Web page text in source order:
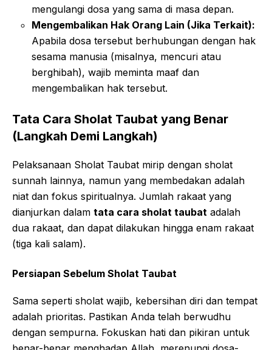
mengulangi dosa yang sama di masa depan.
Mengembalikan Hak Orang Lain (Jika Terkait):
Apabila dosa tersebut berhubungan dengan hak
sesama manusia (misalnya, mencuri atau
berghibah), wajib meminta maaf dan
mengembalikan hak tersebut.
Tata Cara Sholat Taubat yang Benar
(Langkah Demi Langkah)
Pelaksanaan Sholat Taubat mirip dengan sholat
sunnah lainnya, namun yang membedakan adalah
niat dan fokus spiritualnya. Jumlah rakaat yang
dianjurkan dalam tata cara sholat taubat adalah
dua rakaat, dan dapat dilakukan hingga enam rakaat
(tiga kali salam).
Persiapan Sebelum Sholat Taubat
Sama seperti sholat wajib, kebersihan diri dan tempat
adalah prioritas. Pastikan Anda telah berwudhu
dengan sempurna. Fokuskan hati dan pikiran untuk